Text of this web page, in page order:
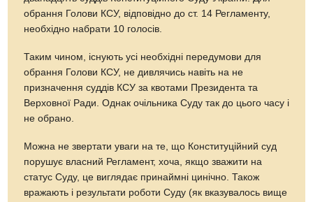
обрання Голови КСУ, відповідно до ст. 14 Регламенту,
необхідно набрати 10 голосів.
Таким чином, існують усі необхідні передумови для
обрання Голови КСУ, не дивлячись навіть на не
призначення суддів КСУ за квотами Президента та
Верховної Ради. Однак очільника Суду так до цього часу і
не обрано.
Можна не звертати уваги на те, що Конституційний суд
порушує власний Регламент, хоча, якщо зважити на
статус Суду, це виглядає принаймні цинічно. Також
вражають і результати роботи Суду (як вказувалось вище